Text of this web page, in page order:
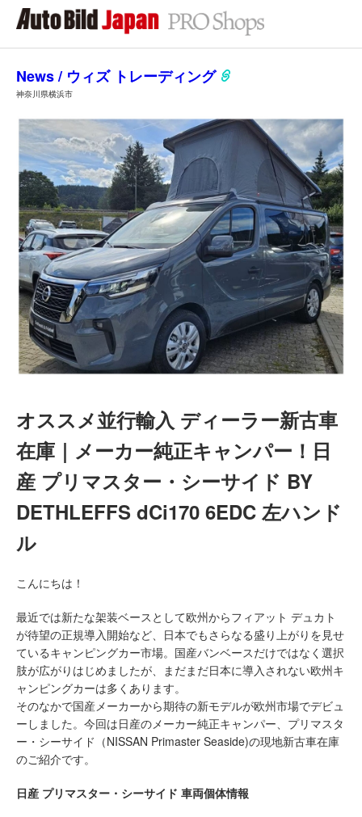
News / ウィズ トレーディング
神奈川県横浜市
オススメ並行輸入 ディーラー新古車
在庫｜メーカー純正キャンパー！日
産 プリマスター・シーサイド BY
DETHLEFFS dCi170 6EDC 左ハンド
ル
こんにちは！
最近では新たな架装ベースとして欧州からフィアット デュカト
が待望の正規導入開始など、日本でもさらなる盛り上がりを見せ
ているキャンピングカー市場。国産バンベースだけではなく選択
肢が広がりはじめましたが、まだまだ日本に導入されない欧州キ
ャンピングカーは多くあります。
そのなかで国産メーカーから期待の新モデルが欧州市場でデビュ
ーしました。今回は日産のメーカー純正キャンパー、プリマスタ
ー・シーサイド（NISSAN Primaster Seaside)の現地新古車在庫
のご紹介です。
日産 プリマスター・シーサイド 車両個体情報